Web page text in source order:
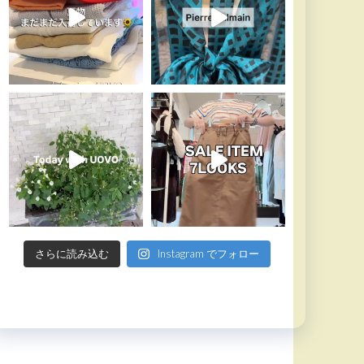
さらに読み込む Instagram でフォロー